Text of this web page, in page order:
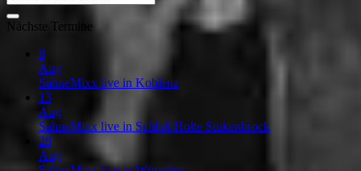
Nächste Termine
8
Aug
SahneMixx live in Koblenz
13
Aug
SahneMixx live in Schloß Holte Stukenbrock
28
Aug